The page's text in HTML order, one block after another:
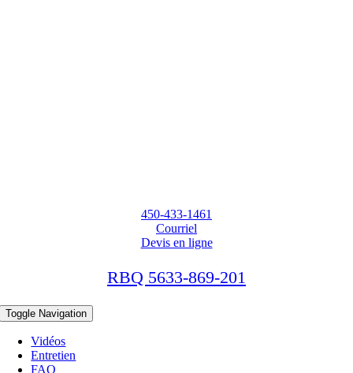
450-433-1461
Courriel
Devis en ligne
RBQ 5633-869-201
Toggle Navigation
Vidéos
Entretien
FAQ